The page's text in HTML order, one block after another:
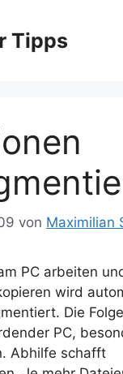
Tipps
von Maximilian
PC arbeiten
wird
Die
PC,
Abhilfe schafft